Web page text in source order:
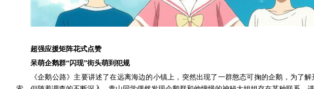
超强应援矩阵花式点赞
呆萌企鹅群“闪现”街头萌到犯规
《企鹅公路》主要讲述了在远离海边的小镇上，突然出现了一群憨态可掬的企鹅，为了